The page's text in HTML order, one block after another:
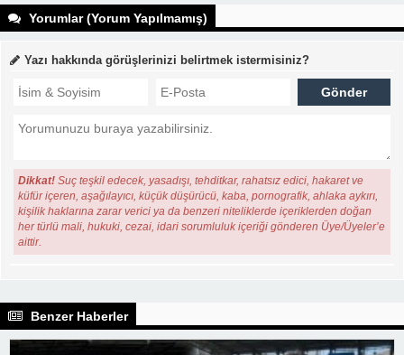
Yorumlar (Yorum Yapılmamış)
Yazı hakkında görüşlerinizi belirtmek istermisiniz?
Dikkat! Suç teşkil edecek, yasadışı, tehditkar, rahatsız edici, hakaret ve
küfür içeren, aşağılayıcı, küçük düşürücü, kaba, pornografik, ahlaka aykırı,
kişilik haklarına zarar verici ya da benzeri niteliklerde içeriklerden doğan
her türlü mali, hukuki, cezai, idari sorumluluk içeriği gönderen Üye/Üyeler’e
aittir.
Benzer Haberler